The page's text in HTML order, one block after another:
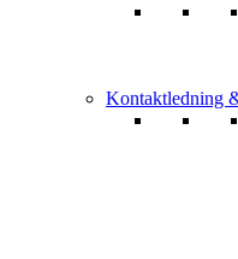
Kontaktledning